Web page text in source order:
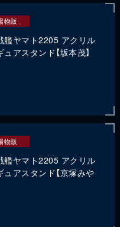
物販
艦ヤマト2205 アクリル
ュアスタンド【坂本茂】
物販
艦ヤマト2205 アクリル
ュアスタンド【京塚みや